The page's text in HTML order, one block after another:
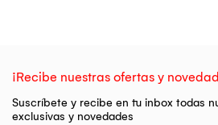
¡Recibe nuestras ofertas y
Suscríbete y recibe en tu inbox todas
exclusivas y novedades